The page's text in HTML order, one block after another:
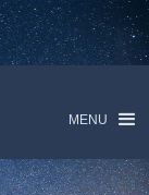
MENU